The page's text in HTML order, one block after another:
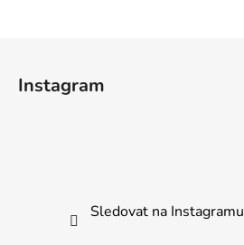
Instagram
Sledovat na Instagramu